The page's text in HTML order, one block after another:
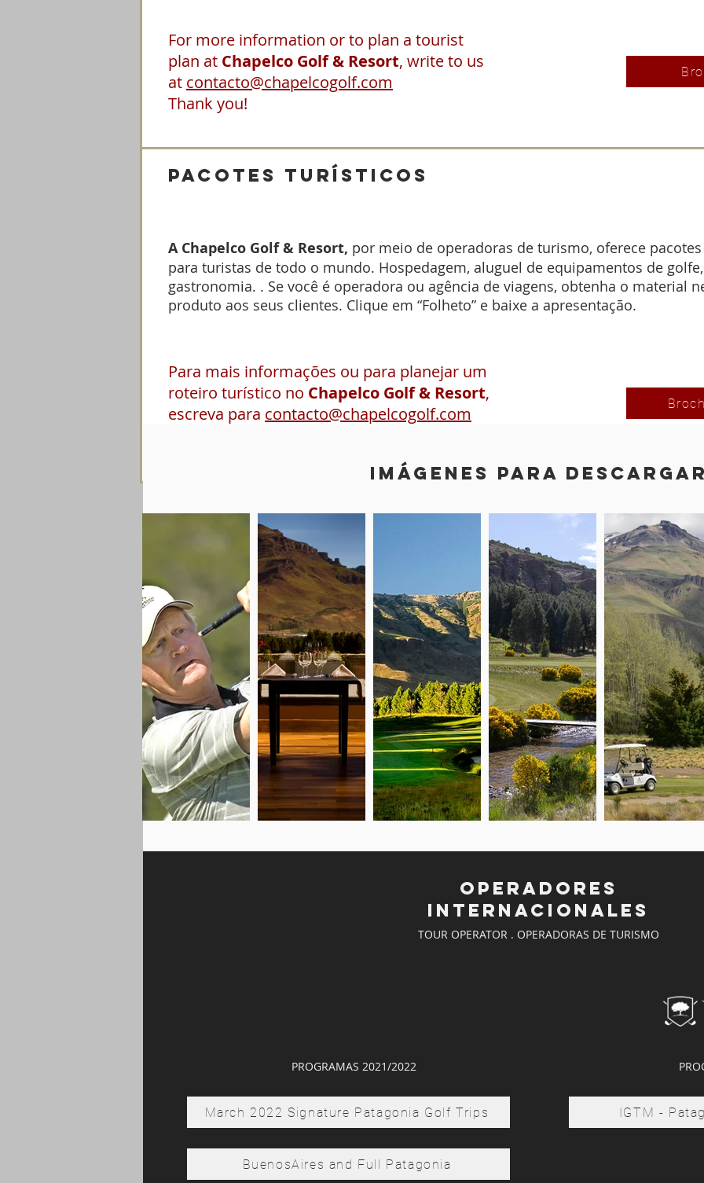
For more information or to plan a tourist
plan at Chapelco Golf & Resort, write to us
at contacto@chapelcogolf.com
Thank you!
pacotes turísticos
A Chapelco Golf & Resort, por meio de operadoras de turismo, oferece
para turistas de todo o mundo. Hospedagem, aluguel de equipamentos de golfe,
gastronomia. . Se você é operadora ou agência de viagens, obtenha o material
produto aos seus clientes. Clique em “Folheto” e baixe a apresentação.
Para mais informações ou para planejar um
roteiro turístico no Chapelco Golf & Resort,
escreva para contacto@chapelcogolf.com
imágenes para descargar
OPERADORES
INTERNACIONALES
TOUR OPERATOR . OPERADORAS DE TURISMO
PROGRAMAS 2021/2022
March 2022 Signature Patagonia Golf Trips IGTM -
BuenosAires and Full Patagonia